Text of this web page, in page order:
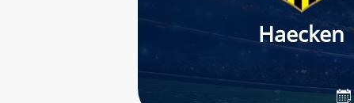
Haecken